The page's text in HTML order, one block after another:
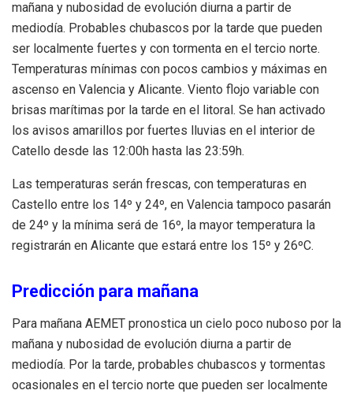
mañana y nubosidad de evolución diurna a partir de
mediodía. Probables chubascos por la tarde que pueden
ser localmente fuertes y con tormenta en el tercio norte.
Temperaturas mínimas con pocos cambios y máximas en
ascenso en Valencia y Alicante. Viento flojo variable con
brisas marítimas por la tarde en el litoral. Se han activado
los avisos amarillos por fuertes lluvias en el interior de
Catello desde las 12:00h hasta las 23:59h.
Las temperaturas serán frescas, con temperaturas en
Castello entre los 14º y 24º, en Valencia tampoco pasarán
de 24º y la mínima será de 16º, la mayor temperatura la
registrarán en Alicante que estará entre los 15º y 26ºC.
Predicción para mañana
Para mañana AEMET pronostica un cielo poco nuboso por la
mañana y nubosidad de evolución diurna a partir de
mediodía. Por la tarde, probables chubascos y tormentas
ocasionales en el tercio norte que pueden ser localmente